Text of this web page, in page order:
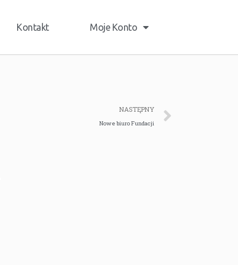
Kontakt Moje Konto
NASTĘPNY
Nowe biuro Fundacji